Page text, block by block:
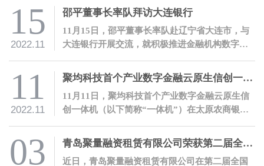
力再度获得国际权威认可。
15
2022.11
邵平董事长率队拜访大连银行
11月15日，邵平董事长率队赴辽宁省大连市，与
大连银行开展交流，就积极推进金融机构数字化
11
2022.11
聚均科技首个产业数字金融云原生信创一体机落地太原农商银行
11月11日，聚均科技首个产业数字金融云原生信
创一体机（以下简称“一体机”）在太原农商银行
03 青岛聚量融资租赁有限公司荣获第二届全国融资租赁创新案例大赛“优秀创新案例”奖
近日，青岛聚量融资租赁有限公司在第二届全国